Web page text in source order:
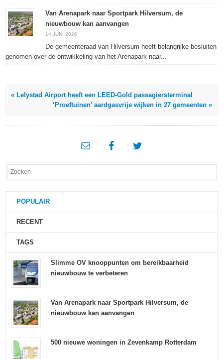
Van Arenapark naar Sportpark Hilversum, de
nieuwbouw kan aanvangen
14 JUNI 2026
De gemeenteraad van Hilversum heeft belangrijke besluiten
genomen over de ontwikkeling van het Arenapark naar...
« Lelystad Airport heeft een LEED-Gold passagiersterminal
‘Proeftuinen’ aardgasvrije wijken in 27 gemeenten »
POPULAIR
RECENT
TAGS
Slimme OV knooppunten om bereikbaarheid
nieuwbouw te verbeteren
Van Arenapark naar Sportpark Hilversum, de
nieuwbouw kan aanvangen
500 nieuwe woningen in Zevenkamp Rotterdam